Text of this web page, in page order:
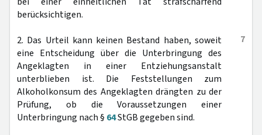
berücksichtigen.
7
2. Das Urteil kann keinen Bestand haben, soweit
eine Entscheidung über die Unterbringung des
Angeklagten in einer Entziehungsanstalt
unterblieben ist. Die Feststellungen zum
Alkoholkonsum des Angeklagten drängten zu der
Prüfung, ob die Voraussetzungen einer
Unterbringung nach § 64StGB gegeben sind.